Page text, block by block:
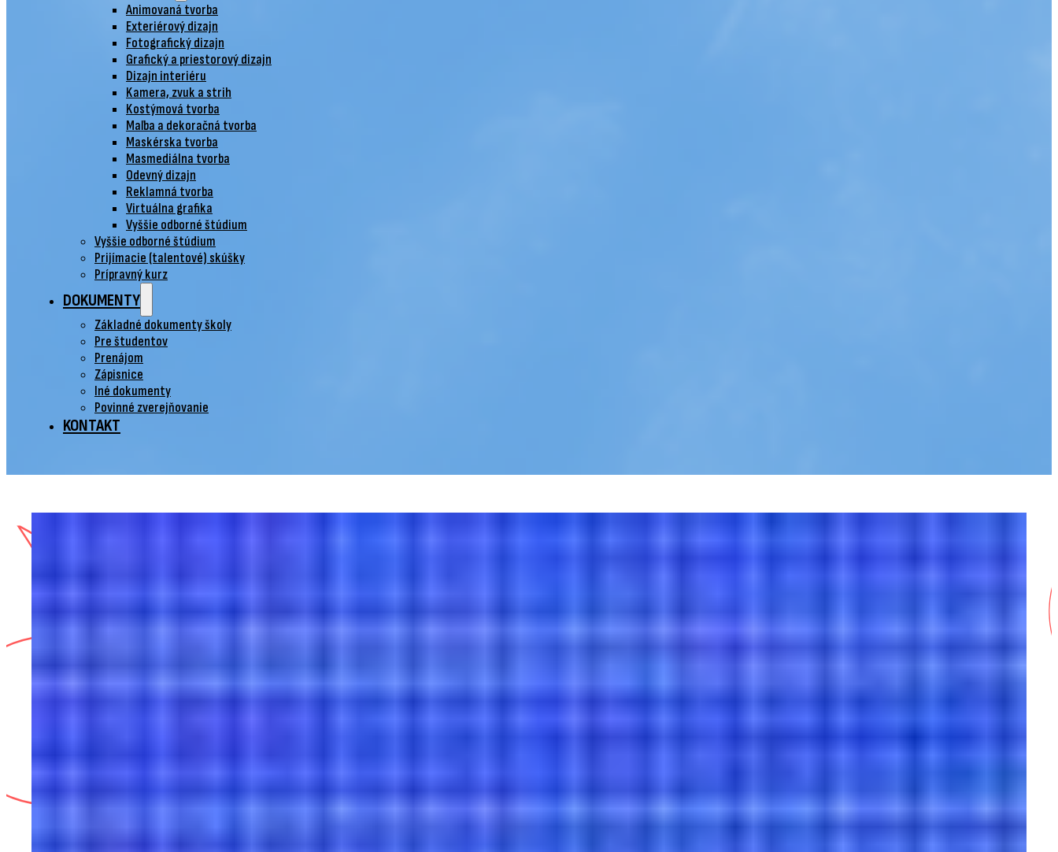
Animovaná tvorba
Exteriérový dizajn
Fotografický dizajn
Grafický a priestorový dizajn
Dizajn interiéru
Kamera, zvuk a strih
Kostýmová tvorba
Maľba a dekoračná tvorba
Maskérska tvorba
Masmediálna tvorba
Odevný dizajn
Reklamná tvorba
Virtuálna grafika
Vyššie odborné štúdium
Vyššie odborné štúdium
Prijímacie (talentové) skúšky
Prípravný kurz
DOKUMENTY
Základné dokumenty školy
Pre študentov
Prenájom
Zápisnice
Iné dokumenty
Povinné zverejňovanie
KONTAKT